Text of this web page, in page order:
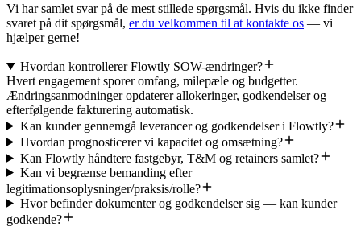
Vi har samlet svar på de mest stillede spørgsmål. Hvis du ikke finder
svaret på dit spørgsmål, er du velkommen til at kontakte os — vi
hjælper gerne!
Hvordan kontrollerer Flowtly SOW-ændringer?
Hvert engagement sporer omfang, milepæle og budgetter.
Ændringsanmodninger opdaterer allokeringer, godkendelser og
efterfølgende fakturering automatisk.
Kan kunder gennemgå leverancer og godkendelser i Flowtly?
Hvordan prognosticerer vi kapacitet og omsætning?
Kan Flowtly håndtere fastgebyr, T&M og retainers samlet?
Kan vi begrænse bemanding efter
legitimationsoplysninger/praksis/rolle?
Hvor befinder dokumenter og godkendelser sig — kan kunder
godkende?